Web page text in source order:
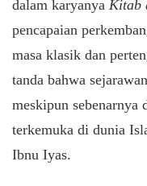
dalam karyanya Kitab
pencapaian
masa klasik dan
tanda bahwa
meskipun sebenarnya
terkemuka di dunia
Ibnu Iyas.